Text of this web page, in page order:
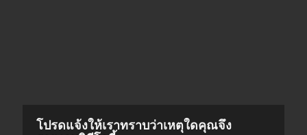
โปรดแจ้งให้เราทราบว่าเหตุใดคุณจึง